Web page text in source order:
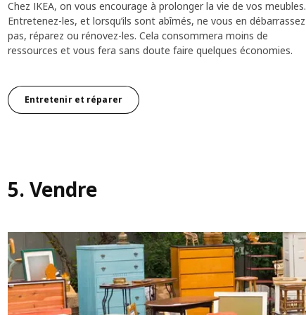
Chez IKEA, on vous encourage à prolonger la vie de vos meubles.
Entretenez-les, et lorsqu’ils sont abîmés, ne vous en débarrassez
pas, réparez ou rénovez-les. Cela consommera moins de
ressources et vous fera sans doute faire quelques économies.
Entretenir et réparer
5. Vendre